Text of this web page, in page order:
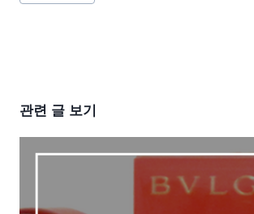
관련 글 보기